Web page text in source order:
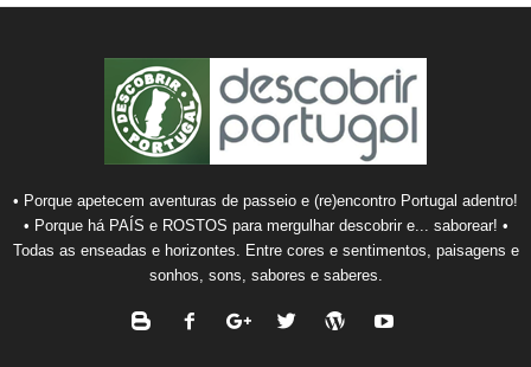
• Porque apetecem aventuras de passeio e (re)encontro Portugal adentro!
• Porque há PAÍS e ROSTOS para mergulhar descobrir e... saborear! •
Todas as enseadas e horizontes. Entre cores e sentimentos, paisagens e
sonhos, sons, sabores e saberes.